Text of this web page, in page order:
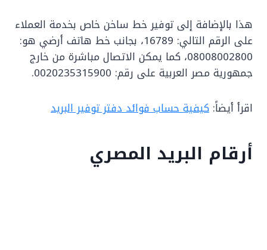
هذا بالإضافة إلى توفير خط ساخن خاص بخدمة العملاء
على الرقم التالي: 16789، بجانب خط هاتف أرضي هو:
08008002800، كما يمكن الاتصال مباشرة من خارج
جمهورية مصر العربية على رقم: 0020235315900.
اقرأ أيضاً: كيفية حساب فوائد دفتر توفير البريد
أرقام البريد المصري